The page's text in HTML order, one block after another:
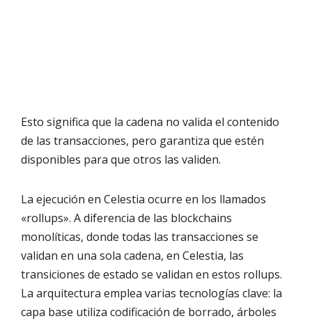
Esto significa que la cadena no valida el contenido
de las transacciones, pero garantiza que estén
disponibles para que otros las validen.
La ejecución en Celestia ocurre en los llamados
«rollups». A diferencia de las blockchains
monolíticas, donde todas las transacciones se
validan en una sola cadena, en Celestia, las
transiciones de estado se validan en estos rollups.
La arquitectura emplea varias tecnologías clave: la
capa base utiliza codificación de borrado, árboles